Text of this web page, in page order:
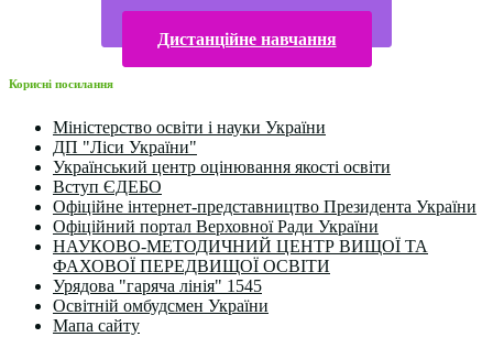
Дистанційне навчання
Корисні посилання
Міністерство освіти і науки України
ДП "Ліси України"
Український центр оцінювання якості освіти
Вступ ЄДЕБО
Офіційне інтернет-представництво Президента України
Офіційний портал Верховної Ради України
НАУКОВО-МЕТОДИЧНИЙ ЦЕНТР ВИЩОЇ ТА
ФАХОВОЇ ПЕРЕДВИЩОЇ ОСВІТИ
Урядова "гаряча лінія" 1545
Освітній омбудсмен України
Мапа сайту